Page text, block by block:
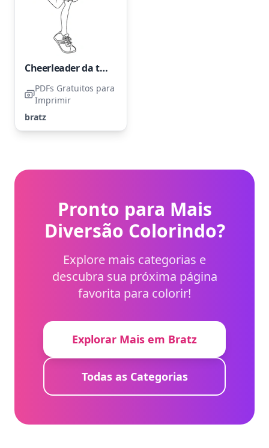
Cheerleader da turma Bratz
PDFs Gratuitos para
Imprimir
bratz
Pronto para Mais
Diversão Colorindo?
Explore mais categorias e
descubra sua próxima página
favorita para colorir!
Explorar Mais em Bratz
Todas as Categorias